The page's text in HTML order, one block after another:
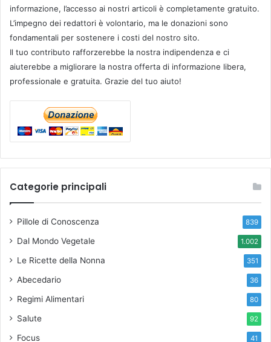
informazione, l’accesso ai nostri articoli è completamente gratuito.
L’impegno dei redattori è volontario, ma le donazioni sono
fondamentali per sostenere i costi del nostro sito.
Il tuo contributo rafforzerebbe la nostra indipendenza e ci
aiuterebbe a migliorare la nostra offerta di informazione libera,
professionale e gratuita. Grazie del tuo aiuto!
Categorie principali
Pillole di Conoscenza 839
Dal Mondo Vegetale 1.002
Le Ricette della Nonna 351
Abecedario 36
Regimi Alimentari 80
Salute 92
Focus 41